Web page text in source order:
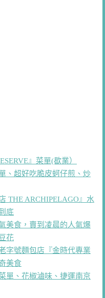
』菜單(歇業）
、超好吃脆皮蚵仔煎、炒
THE ARCHIPELAGO』水
底
美食，賣到凌晨的人氣爆
花
字號麵包店『金時代專業
美食
單、花椒滷味、捷運南京